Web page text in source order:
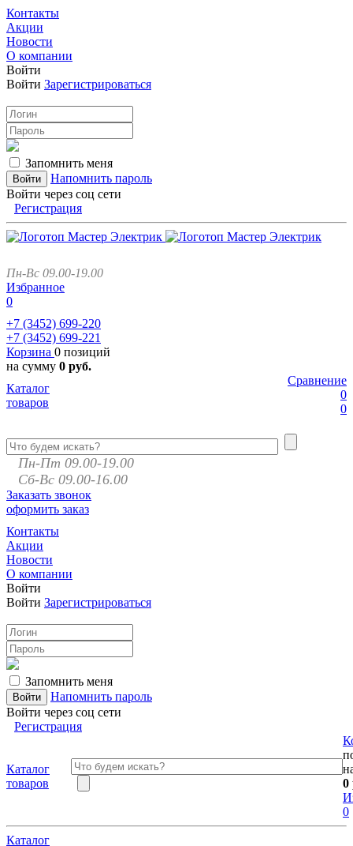
Контакты
Акции
Новости
О компании
Войти
Войти Зарегистрироваться
Запомнить меня
Напомнить пароль
Войти через соц сети
Регистрация
Пн-Вс 09.00-19.00
Избранное
0
+7 (3452) 699-220
+7 (3452) 699-221
Корзина 0 позиций
на сумму 0 руб.
Сравнение
0
0
Каталог
товаров
Пн-Пт 09.00-19.00
Сб-Вс 09.00-16.00
Заказать звонок
оформить заказ
Контакты
Акции
Новости
О компании
Войти
Войти Зарегистрироваться
Запомнить меня
Напомнить пароль
Войти через соц сети
Регистрация
Каталог
товаров
0
0
Каталог